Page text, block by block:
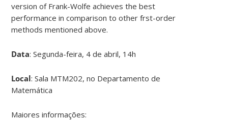
version of Frank-Wolfe achieves the best
performance in comparison to other frst-order
methods mentioned above.
Data: Segunda-feira, 4 de abril, 14h
Local: Sala MTM202, no Departamento de
Matemática
Maiores informações: